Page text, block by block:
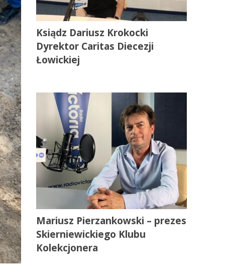
Ksiądz Dariusz Krokocki
Dyrektor Caritas Diecezji
Łowickiej
Mariusz Pierzankowski – prezes
Skierniewickiego Klubu
Kolekcjonera